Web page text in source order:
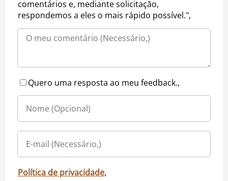
comentários e, mediante solicitação,
respondemos a eles o mais rápido possível.",
Quero uma resposta ao meu feedback.,
Política de privacidade,